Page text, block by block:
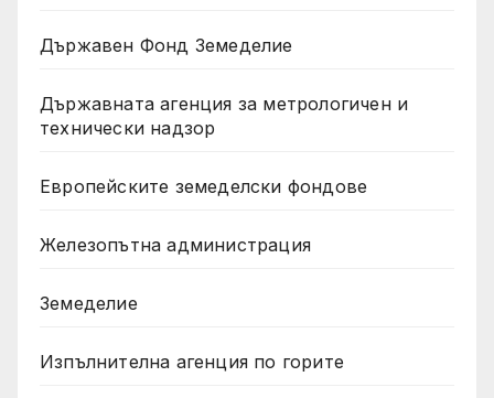
Държавен Фонд Земеделие
Държавната агенция за метрологичен и
технически надзор
Европейските земеделски фондове
Железопътна администрация
Земеделие
Изпълнителна агенция по горите